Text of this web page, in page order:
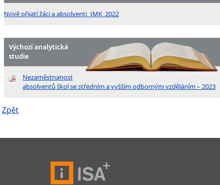
Nově přijatí žáci a absolventi_JMK_2022
Výchozí analytická
studie
Nezaměstnanost
absolventů škol se středním a vyšším odborným vzděláním – 2023
Zpět